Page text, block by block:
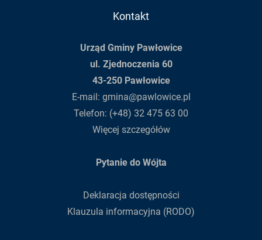
Kontakt
Urząd Gminy Pawłowice
ul. Zjednoczenia 60
43-250 Pawłowice
E-mail: gmina@pawlowice.pl
Telefon: (+48) 32 475 63 00
Więcej szczegółów
Pytanie do Wójta
Deklaracja dostępności
Klauzula informacyjna (RODO)